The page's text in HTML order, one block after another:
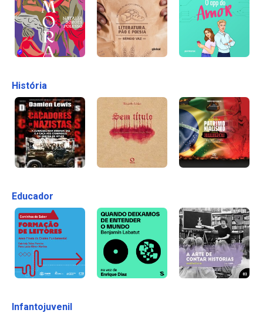
História
Educador
Infantojuvenil